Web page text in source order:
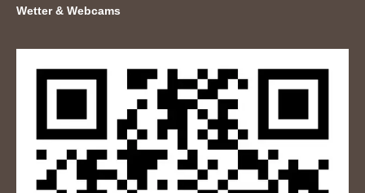
Wetter & Webcams